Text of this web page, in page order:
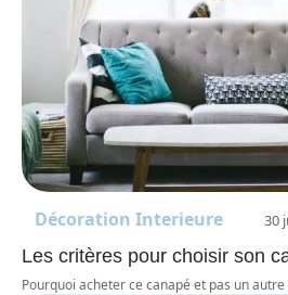
Décoration Interieure 30
Les critères pour choisir son
Pourquoi acheter ce canapé et pas un autre